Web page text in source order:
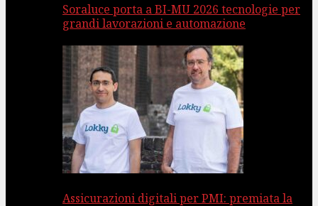
Soraluce porta a BI-MU 2026 tecnologie per
grandi lavorazioni e automazione
Assicurazioni digitali per PMI: premiata la